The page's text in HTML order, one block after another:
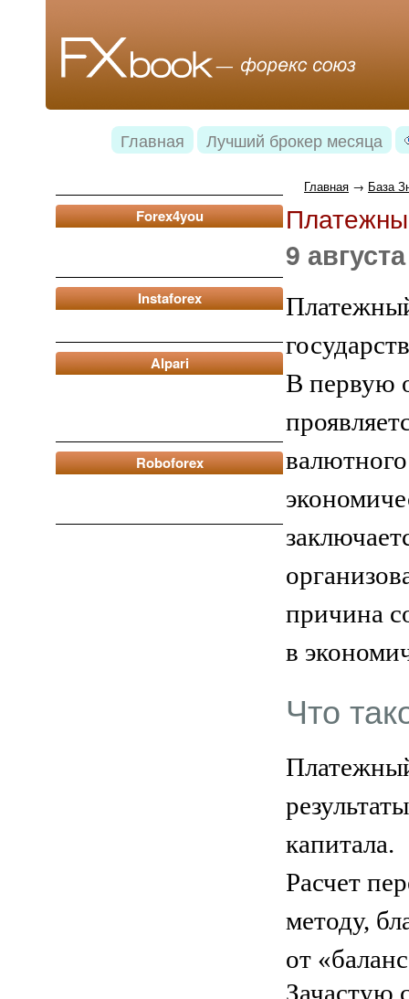
Главная Лучший брокер месяца
Forex4you
Instaforex
Alpari
Roboforex
Главная → База
9
В первую
причина
в
Что
капитала.
Расчет
методу,
от
Зачастую